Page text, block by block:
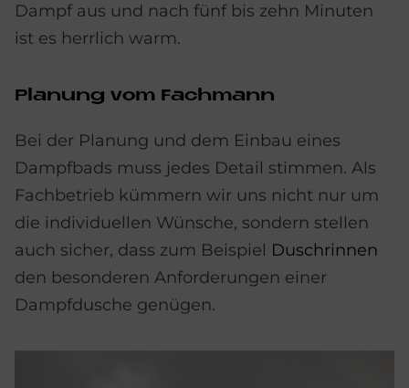
Dampf aus und nach fünf bis zehn Minuten
ist es herrlich warm.
Pla­nung vom Fach­mann
Bei der Planung und dem Einbau eines
Dampfbads muss jedes Detail stimmen. Als
Fachbetrieb kümmern wir uns nicht nur um
die individuellen Wünsche, sondern stellen
auch sicher, dass zum Beispiel Duschrinnen
den besonderen Anforderungen einer
Dampfdusche genügen.